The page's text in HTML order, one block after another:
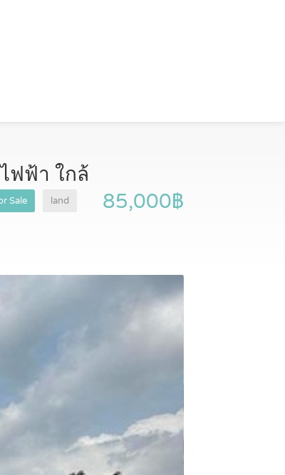
ฟฟ้า ใกล้
Sale land 85,000฿